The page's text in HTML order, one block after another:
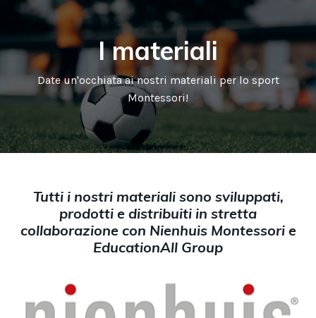
I materiali
Date un'occhiata ai nostri materiali per lo sport
Montessori!
Tutti i nostri materiali sono sviluppati,
prodotti e distribuiti in stretta
collaborazione con Nienhuis Montessori e
EducationAll Group